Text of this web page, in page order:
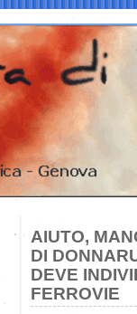
AIUTO,
DI
DEVE
FERROVIE